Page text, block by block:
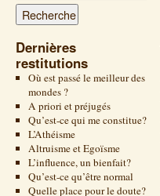
Dernières
restitutions
Où est passé le meilleur des
mondes ?
A priori et préjugés
Qu’est-ce qui me constitue?
L’Athéisme
Altruisme et Egoïsme
L’influence, un bienfait?
Qu’est-ce qu’être normal
Quelle place pour le doute?